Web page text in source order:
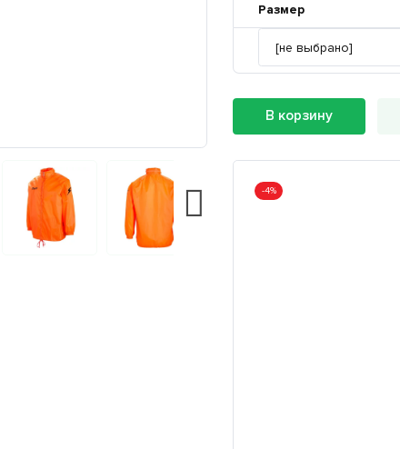
Размер
В корзину
-4%